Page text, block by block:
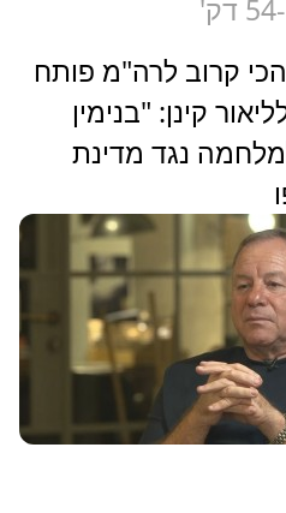
קרוב לרה"מ פותח
קינן: "בנימין
נגד מדינת